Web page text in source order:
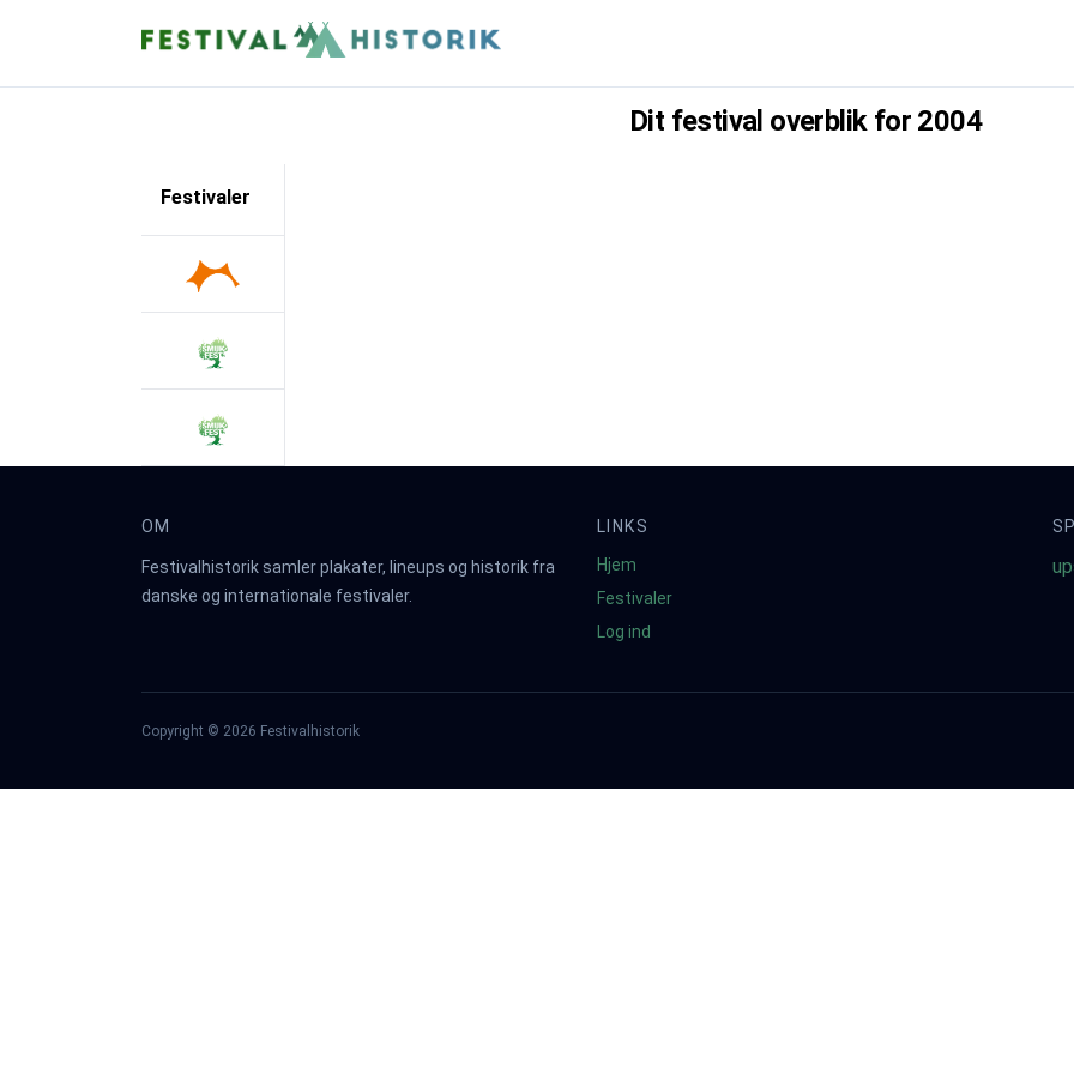
Dit festival overblik for 2004
Festivaler
OM
Festivalhistorik samler plakater, lineups og historik fra
danske og internationale festivaler.
LINKS
Hjem
Festivaler
Log ind
Copyright © 2026 Festivalhistorik